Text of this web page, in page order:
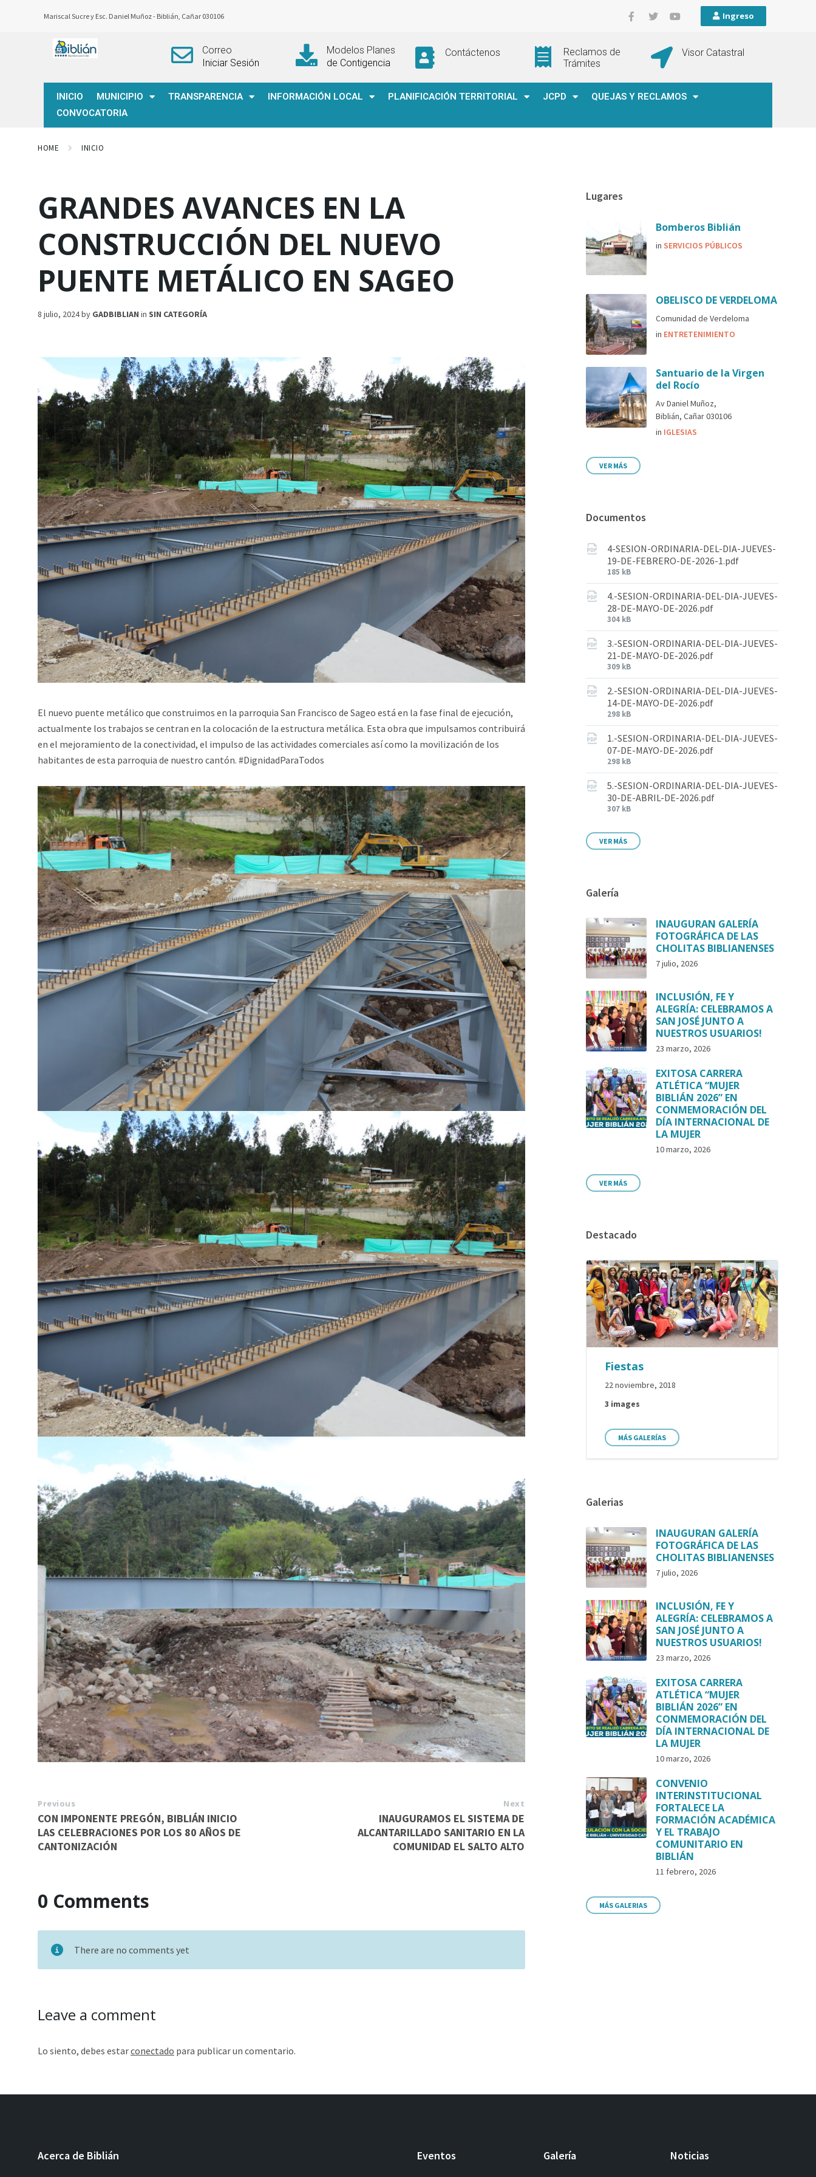
Mariscal Sucre y Esc. Daniel Muñoz - Biblián, Cañar 030106 Ingreso
Correo
Iniciar Sesión
Modelos Planes
de Contigencia
Contáctenos
Reclamos de
Trámites
Visor Catastral
INICIO MUNICIPIO TRANSPARENCIA INFORMACIÓN LOCAL PLANIFICACIÓN TERRITORIAL JCPD
QUEJAS Y RECLAMOS
CONVOCATORIA
HOME INICIO
GRANDES AVANCES EN LA
CONSTRUCCIÓN DEL NUEVO
PUENTE METÁLICO EN SAGEO
8 julio, 2024by GADBIBLIAN in SIN CATEGORÍA
El nuevo puente metálico que construimos en la parroquia San Francisco de Sageo está en la fase final de ejecución,
actualmente los trabajos se centran en la colocación de la estructura metálica. Esta obra que impulsamos contribuirá
en el mejoramiento de la conectividad, el impulso de las actividades comerciales así como la movilización de los
habitantes de esta parroquia de nuestro cantón. #DignidadParaTodos
Previous
CON IMPONENTE PREGÓN, BIBLIÁN INICIO
LAS CELEBRACIONES POR LOS 80 AÑOS DE
CANTONIZACIÓN
Next
INAUGURAMOS EL SISTEMA DE
ALCANTARILLADO SANITARIO EN LA
COMUNIDAD EL SALTO ALTO
0 Comments
There are no comments yet
Leave a comment
Lo siento, debes estarconectado para publicar un comentario.
Lugares
Bomberos Biblián
inSERVICIOS PÚBLICOS
OBELISCO DE VERDELOMA
Comunidad de Verdeloma
in ENTRETENIMIENTO
Santuario de la Virgen
del Rocío
Av Daniel Muñoz,
Biblián, Cañar 030106
in IGLESIAS
VER MÁS
Documentos
4-SESION-ORDINARIA-DEL-DIA-JUEVES-
19-DE-FEBRERO-DE-2026-1.pdf
185 kB
4.-SESION-ORDINARIA-DEL-DIA-JUEVES-
28-DE-MAYO-DE-2026.pdf
304 kB
3.-SESION-ORDINARIA-DEL-DIA-JUEVES-
21-DE-MAYO-DE-2026.pdf
309 kB
2.-SESION-ORDINARIA-DEL-DIA-JUEVES-
14-DE-MAYO-DE-2026.pdf
298 kB
1.-SESION-ORDINARIA-DEL-DIA-JUEVES-
07-DE-MAYO-DE-2026.pdf
298 kB
5.-SESION-ORDINARIA-DEL-DIA-JUEVES-
30-DE-ABRIL-DE-2026.pdf
307 kB
VER MÁS
Galería
INAUGURAN GALERÍA
FOTOGRÁFICA DE LAS
CHOLITAS BIBLIANENSES
7 julio, 2026
INCLUSIÓN, FE Y
ALEGRÍA: CELEBRAMOS A
SAN JOSÉ JUNTO A
NUESTROS USUARIOS!
23 marzo, 2026
EXITOSA CARRERA
ATLÉTICA “MUJER
BIBLIÁN 2026” EN
CONMEMORACIÓN DEL
DÍA INTERNACIONAL DE
LA MUJER
10 marzo, 2026
VER MÁS
Destacado
Fiestas
22 noviembre, 2018
3 images
MÁS GALERÍAS
Galerias
INAUGURAN GALERÍA
FOTOGRÁFICA DE LAS
CHOLITAS BIBLIANENSES
7 julio, 2026
INCLUSIÓN, FE Y
ALEGRÍA: CELEBRAMOS A
SAN JOSÉ JUNTO A
NUESTROS USUARIOS!
23 marzo, 2026
EXITOSA CARRERA
ATLÉTICA “MUJER
BIBLIÁN 2026” EN
CONMEMORACIÓN DEL
DÍA INTERNACIONAL DE
LA MUJER
10 marzo, 2026
CONVENIO
INTERINSTITUCIONAL
FORTALECE LA
FORMACIÓN ACADÉMICA
Y EL TRABAJO
COMUNITARIO EN
BIBLIÁN
11 febrero, 2026
MÁS GALERIAS
Acerca de Biblián Eventos Galería Noticias